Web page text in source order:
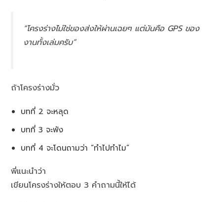
“โครงร่างไม่ใช่ของส่งให้ผ่านเฉยๆ แต่มันคือ GPS ของ
งานทั้งเล่มครับ”
ถ้าโครงร่างมั่ว
บทที่ 2 จะหลุด
บทที่ 3 จะพัง
บทที่ 4 จะโดนถามว่า “ทำไปทำไม”
พี่แนะนำว่า
เขียนโครงร่างให้ตอบ 3 คำถามนี้ให้ได้